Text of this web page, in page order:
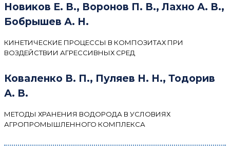
Новиков Е. В., Воронов П. В., Лахно А. В.,
Бобрышев А. Н.
КИНЕТИЧЕСКИЕ ПРОЦЕССЫ В КОМПОЗИТАХ ПРИ
ВОЗДЕЙСТВИИ АГРЕССИВНЫХ СРЕД
Коваленко В. П., Пуляев Н. Н., Тодорив
А. В.
МЕТОДЫ ХРАНЕНИЯ ВОДОРОДА В УСЛОВИЯХ
АГРОПРОМЫШЛЕННОГО КОМПЛЕКСА